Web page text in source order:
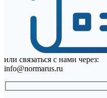
или связаться с нами через:
info@normarus.ru